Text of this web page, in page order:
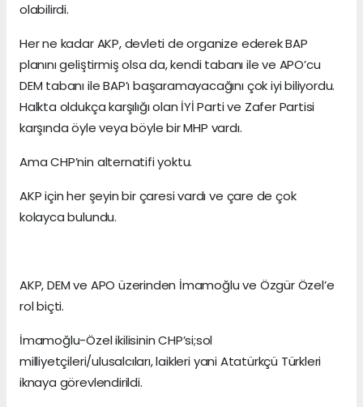
olabilirdi.
Her ne kadar AKP, devleti de organize ederek BAP
planını geliştirmiş olsa da, kendi tabanı ile ve APO’cu
DEM tabanı ile BAP’ı başaramayacağını çok iyi biliyordu.
Halkta oldukça karşılığı olan İYİ Parti ve Zafer Partisi
karşında öyle veya böyle bir MHP vardı.
Ama CHP’nin alternatifi yoktu.
AKP için her şeyin bir çaresi vardı ve çare de çok
kolayca bulundu.
AKP, DEM ve APO üzerinden İmamoğlu ve Özgür Özel’e
rol biçti.
İmamoğlu-Özel ikilisinin CHP’si;sol
milliyetçileri/ulusalcıları, laikleri yani Atatürkçü Türkleri
iknaya görevlendirildi.